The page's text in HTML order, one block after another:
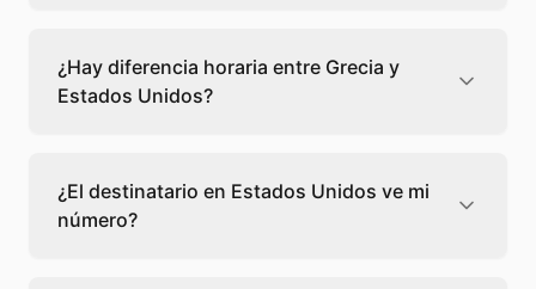
desde tu navegador web. Solo necesitas una
conexión a internet y podrás llamar
directamente a Estados Unidos.
¿Hay diferencia horaria entre Grecia y
Estados Unidos?
momentopara llamar a a Estados Unidos.
¿El destinatario en Estados Unidos ve mi
número?